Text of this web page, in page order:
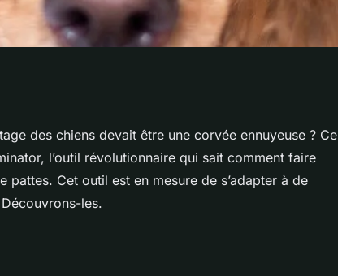
la brosse
?
des chiens devait être une corvée ennuyeuse ? Ce
l’outil révolutionnaire qui sait comment faire
pattes. Cet outil est en mesure de s’adapter à de
les.